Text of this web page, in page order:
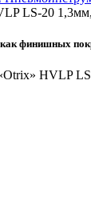
LS-20
как финишных
HVLP